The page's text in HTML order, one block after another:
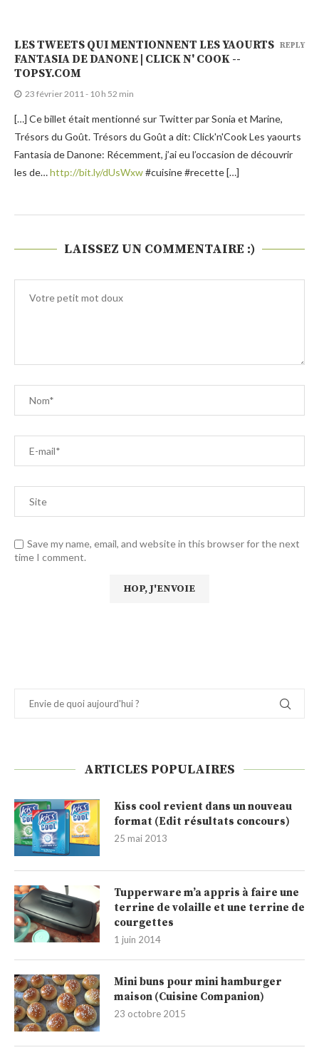
LES TWEETS QUI MENTIONNENT LES YAOURTS
FANTASIA DE DANONE | CLICK N' COOK --
TOPSY.COM
23 février 2011 - 10 h 52 min
[…] Ce billet était mentionné sur Twitter par Sonia et Marine,
Trésors du Goût. Trésors du Goût a dit: Click'n'Cook Les yaourts
Fantasia de Danone: Récemment, j’ai eu l’occasion de découvrir
les de…http://bit.ly/dUsWxw#cuisine #recette […]
REPLY
LAISSEZ UN COMMENTAIRE :)
Save my name, email, and website in this browser for the next
time I comment.
ARTICLES POPULAIRES
Kiss cool revient dans un nouveau
format (Edit résultats concours)
25 mai 2013
Tupperware m’a appris à faire une
terrine de volaille et une terrine de
courgettes
1 juin 2014
Mini buns pour mini hamburger
maison (Cuisine Companion)
23 octobre 2015